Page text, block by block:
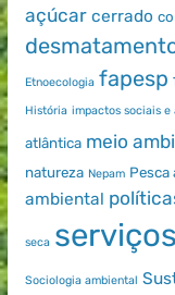
açúcar cerrado
Etnoecologia fapesp
História impactos sociais e
atlântica meio
natureza Nepam Pesca
ambiental
seca
Sociologia ambiental